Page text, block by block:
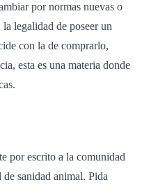
por normas nuevas o
legalidad de poseer un
con la de comprarlo,
esta es una materia donde
por escrito a la comunidad
sanidad animal. Pida